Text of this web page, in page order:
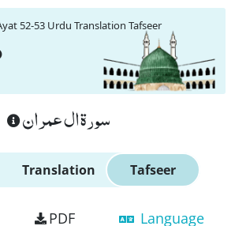
52-53 Urdu Translation Tafseer
سورة ال عمران
Translation Tafseer
PDF Language